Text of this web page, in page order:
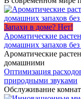
Запахи в доме? Нет!
Ароматические
домашних запахов
Ароматические
домашними
Оптимизация
природными звуками
Обслуживание